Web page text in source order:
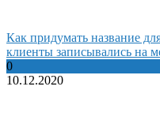
Как придумать название
клиенты записывались на
0
10.12.2020